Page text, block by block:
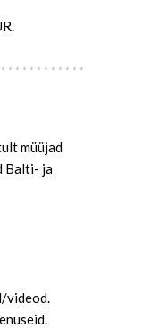
müüjad
Balti- ja
videod.